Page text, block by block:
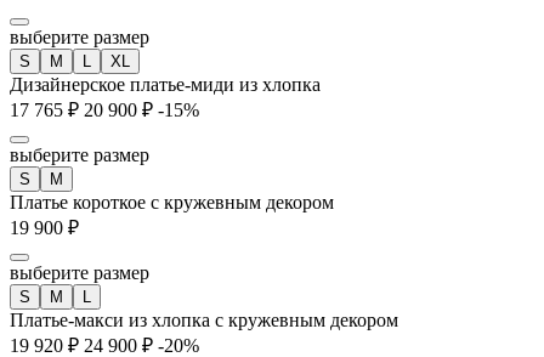
выберите размер
S M L XL
Дизайнерское платье-миди из хлопка
17 765 ₽ 20 900 ₽ -15%
выберите размер
S M
Платье короткое с кружевным декором
19 900 ₽
выберите размер
S M L
Платье-макси из хлопка с кружевным декором
19 920 ₽ 24 900 ₽ -20%